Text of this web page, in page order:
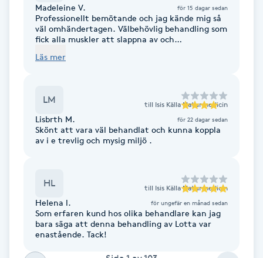
Fotsvamp
Fotvård
Fransborttagning
Fransfärgning
Fransförlängning Megavolym
Fransförlängning Volym
Madeleine V. för 15 dagar sedan
Professionellt bemötande och jag kände mig så
väl omhändertagen. Välbehövlig behandling som
fick alla muskler att slappna av och
Läs mer
LM till Isis Källa Naturmedicin
Lisbrth M. för 22 dagar sedan
Skönt att vara väl behandlat och kunna koppla
av i e trevlig och mysig miljö .
HL till Isis Källa Naturmedicin
Helena l. för ungefär en månad sedan
Som erfaren kund hos olika behandlare kan jag
bara säga att denna behandling av Lotta var
enastående. Tack!